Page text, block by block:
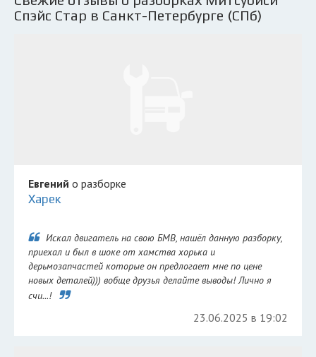
Спэйс Стар в Санкт-Петербурге (СПб)
Евгений о разборке
Харек
Искал двигатель на свою БМВ, нашёл данную разборку,
приехал и был в шоке от хамства хорька и
дерьмозапчастей которые он предлогает мне по цене
новых деталей))) вобще друзья делайте выводы! Лично я
счи...!
23.06.2025 в 19:02